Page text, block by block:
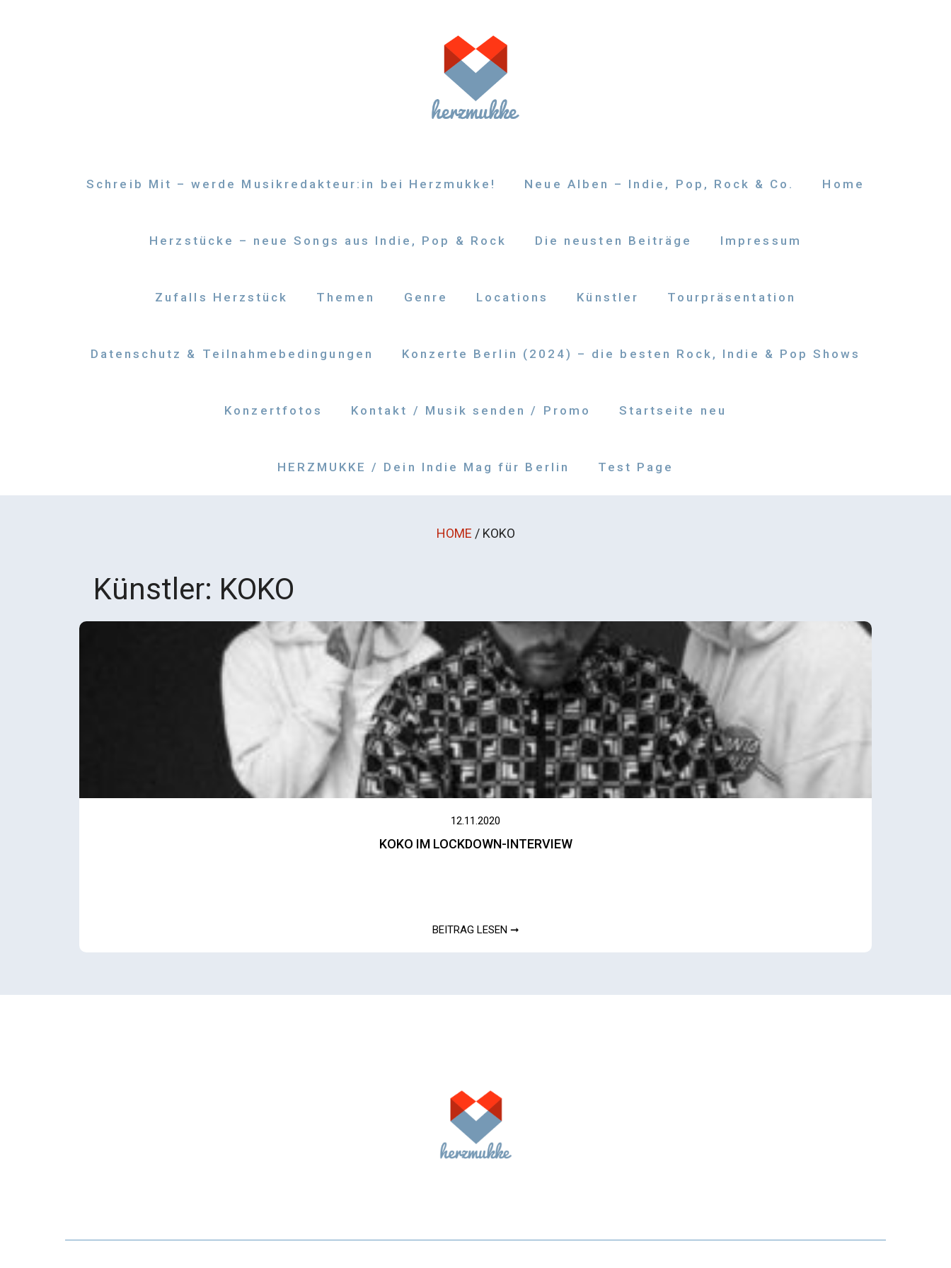
Schreib Mit – werde Musikredakteur:in bei Herzmukke! Neue Alben – Indie, Pop, Rock & Co. Home
Herzstücke – neue Songs aus Indie, Pop & Rock Die neusten Beiträge Impressum
Zufalls Herzstück Themen Genre Locations Künstler Tourpräsentation
Datenschutz & Teilnahmebedingungen Konzerte Berlin (2024) – die besten Rock, Indie & Pop Shows
Konzertfotos Kontakt / Musik senden / Promo Startseite neu
HERZMUKKE / Dein Indie Mag für Berlin Test Page
HOME /KOKO
Künstler: KOKO
12.11.2020
KOKO IM LOCKDOWN-INTERVIEW
BEITRAG LESEN ➞